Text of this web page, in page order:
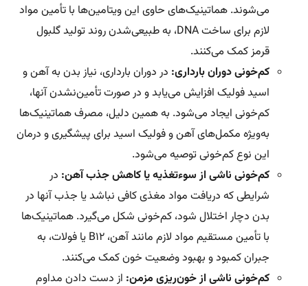
می‌شوند. هماتینیک‌های حاوی این ویتامین‌ها با تأمین مواد
لازم برای ساخت DNA، به طبیعی‌شدن روند تولید گلبول
قرمز کمک می‌کنند.
کم‌خونی دوران بارداری: در دوران بارداری، نیاز بدن به آهن و
اسید فولیک افزایش می‌یابد و در صورت تأمین‌نشدن آنها،
کم‌خونی ایجاد می‌شود. به همین دلیل، مصرف هماتینیک‌ها
به‌ویژه مکمل‌های آهن و فولیک اسید برای پیشگیری و درمان
این نوع کم‌خونی توصیه می‌شود.
کم‌خونی ناشی از سوءتغذیه یا کاهش جذب آهن: در
شرایطی که دریافت مواد مغذی کافی نباشد یا جذب آنها در
بدن دچار اختلال شود، کم‌خونی شکل می‌گیرد. هماتینیک‌ها
با تأمین مستقیم مواد لازم مانند آهن، B12 یا فولات، به
جبران کمبود و بهبود وضعیت خون کمک می‌کنند.
کم‌خونی ناشی از خون‌ریزی مزمن: از دست دادن مداوم